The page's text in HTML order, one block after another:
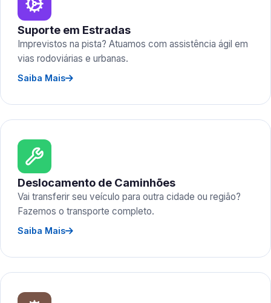
Suporte em Estradas
Imprevistos na pista? Atuamos com assistência ágil em
vias rodoviárias e urbanas.
Saiba Mais
Deslocamento de Caminhões
Vai transferir seu veículo para outra cidade ou região?
Fazemos o transporte completo.
Saiba Mais